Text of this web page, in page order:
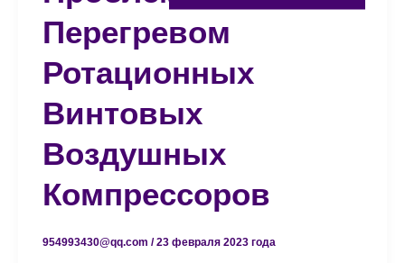
Перегревом
Ротационных
Винтовых
Воздушных
Компрессоров
954993430@qq.com /23 февраля 2023 года